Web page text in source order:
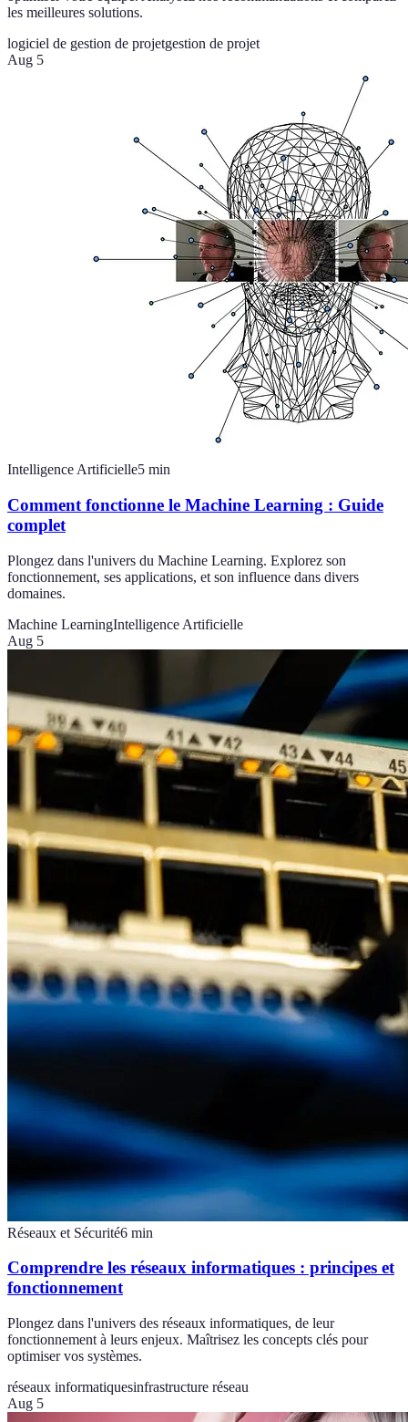
les meilleures solutions.
logiciel de gestion de projetgestion de projet
Aug 5
Intelligence Artificielle5 min
Comment fonctionne le Machine Learning : Guide
complet
Plongez dans l'univers du Machine Learning. Explorez son
fonctionnement, ses applications, et son influence dans divers
domaines.
Machine LearningIntelligence Artificielle
Aug 5
Réseaux et Sécurité6 min
Comprendre les réseaux informatiques : principes et
fonctionnement
Plongez dans l'univers des réseaux informatiques, de leur
fonctionnement à leurs enjeux. Maîtrisez les concepts clés pour
optimiser vos systèmes.
réseaux informatiquesinfrastructure réseau
Aug 5